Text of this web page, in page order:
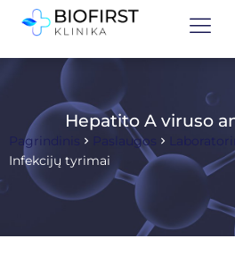
Hepatito A viruso
Pagrindinis Paslaugos
Infekcijų tyrimai